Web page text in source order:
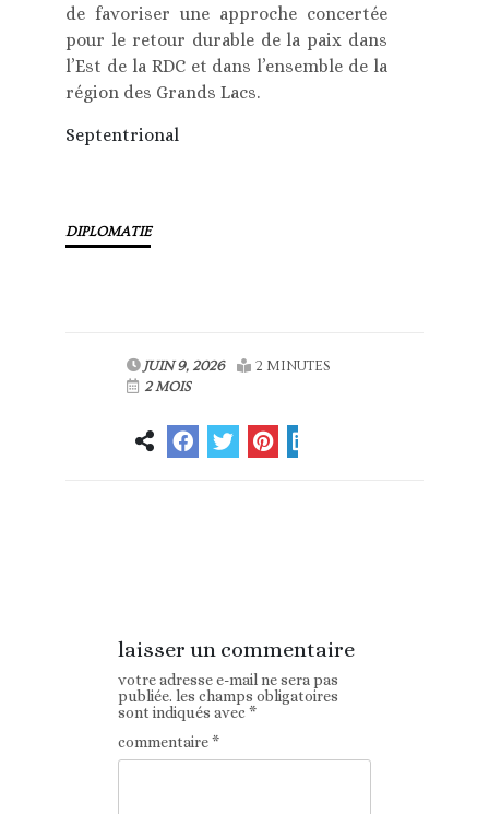
de favoriser une approche concertée
pour le retour durable de la paix dans
l’Est de la RDC et dans l’ensemble de la
région des Grands Lacs.
Septentrional
DIPLOMATIE
JUIN 9, 2026
2 MINUTES
2 MOIS
laisser un commentaire
votre adresse e-mail ne sera pas
publiée. les champs obligatoires
sont indiqués avec*
commentaire*